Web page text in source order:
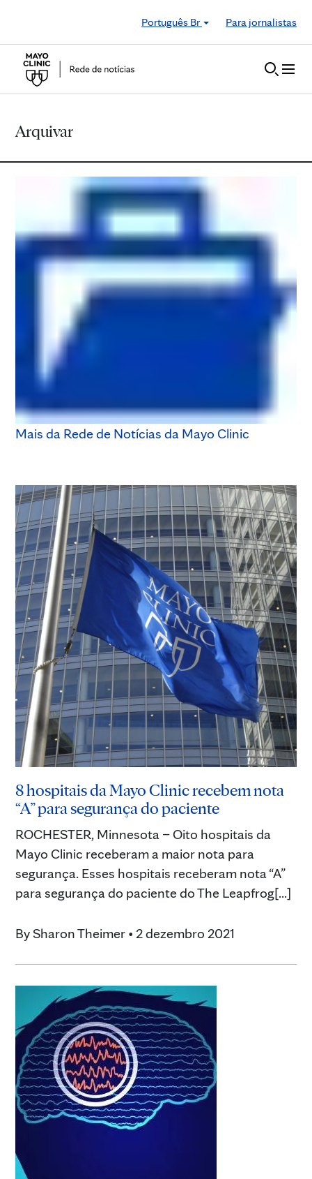
Português Br
Para jornalistas
Arquivar
Mais da Rede de Notícias da Mayo Clinic
8 hospitais da Mayo Clinic recebem nota
“A” para segurança do paciente
ROCHESTER, Minnesota – Oito hospitais da
Mayo Clinic receberam a maior nota para
segurança. Esses hospitais receberam nota “A”
para segurança do paciente do The Leapfrog[...]
By Sharon Theimer • 2 dezembro 2021